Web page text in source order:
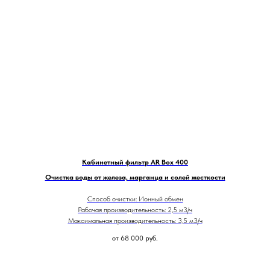
Кабинетный фильтр AR Box 400
Очистка воды от железа, марганца и солей жесткости
Способ очистки: Ионный обмен
Рабочая производительность: 2,5 м3/ч
Максимальная производительность: 3,5 м3/ч
от 68 000 руб.